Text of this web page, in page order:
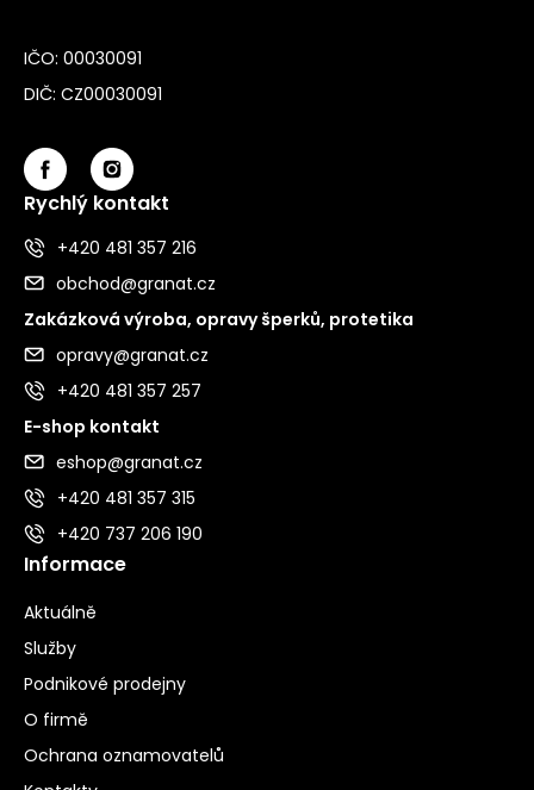
IČO: 00030091
DIČ: CZ00030091
Rychlý kontakt
+420 481 357 216
obchod@granat.cz
Zakázková výroba, opravy šperků, protetika
opravy@granat.cz
+420 481 357 257
E-shop kontakt
eshop@granat.cz
+420 481 357 315
+420 737 206 190
Informace
Aktuálně
Služby
Podnikové prodejny
O firmě
Ochrana oznamovatelů